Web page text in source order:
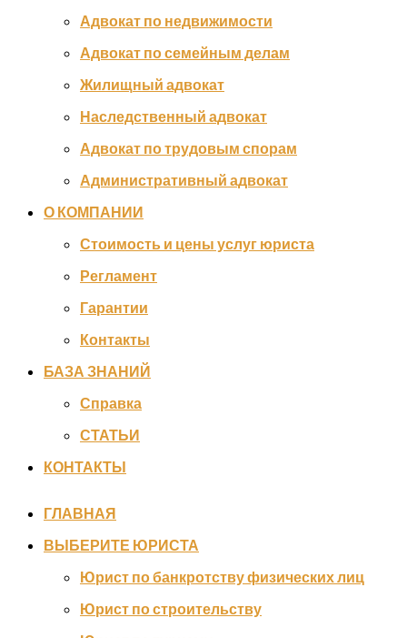
Адвокат по недвижимости
Адвокат по семейным делам
Жилищный адвокат
Наследственный адвокат
Адвокат по трудовым спорам
Административный адвокат
О КОМПАНИИ
Стоимость и цены услуг юриста
Регламент
Гарантии
Контакты
БАЗА ЗНАНИЙ
Справка
СТАТЬИ
КОНТАКТЫ
ГЛАВНАЯ
ВЫБЕРИТЕ ЮРИСТА
Юрист по банкротству физических лиц
Юрист по строительству